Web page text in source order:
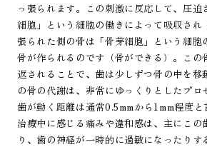
っ張られます。この刺激に反応して、圧迫
細胞」という細胞の働きによって吸収され
張られた側の骨は「骨芽細胞」という細胞
骨が作られるのです（骨ができる）。この
返されることで、歯は少しずつ骨の中を移
の骨の代謝は、非常にゆっくりとしたプロ
歯が動く距離は通常0.5mmから1mm程度
治療中に感じる痛みや違和感は、主にこの
り、歯の神経が一時的に過敏になったりす